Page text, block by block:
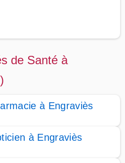
de Santé à
à Engraviès
à Engraviès